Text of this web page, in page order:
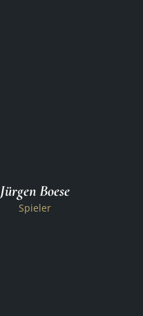
Jürgen Boese
Spieler